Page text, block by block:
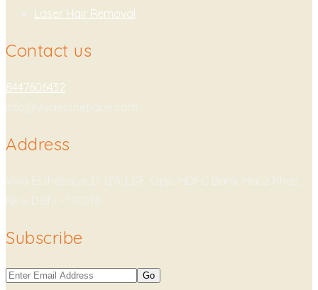
Laser Hair Removal
Contact us
8447606432
info@vivaesthetique.com
Address
Viva Esthetique, D-12A, LGF, Opp. HDFC Bank, Hauz Khas,
New Delhi – 110016
Subscribe